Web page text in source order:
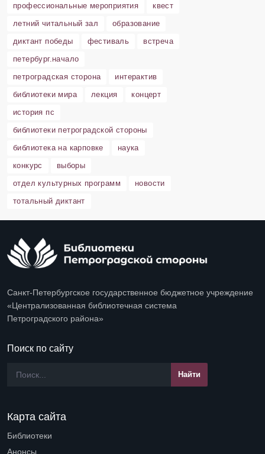
профессиональные мероприятия
квест
летний читальный зал
образование
диктант победы
фестиваль
встреча
петербург.начало
петроградская сторона
интерактив
библиотеки мира
лекция
концерт
история пс
библиотеки петроградской стороны
библиотека на карповке
наука
конкурс
выборы
отдел культурных программ
новости
тотальный диктант
Санкт-Петербургское государственное бюджетное учреждение
«Централизованная библиотечная система
Петроградского района»
Поиск по сайту
Карта сайта
Библиотеки
Анонсы